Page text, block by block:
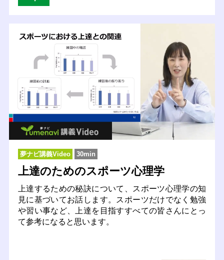
夢ナビ講義Video 30min
上達のためのスポーツ心理学
上達するための秘訣について、スポーツ心理学の知
見に基づいてお話します。スポーツだけでなく勉強
や習い事など、上達を目指すすべての皆さんにとっ
て参考になると思います。